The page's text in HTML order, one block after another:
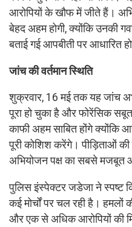
आरोपियों के खौफ में जीते हैं।
बेहद अहम होगी, क्योंकि उनकी
बताई गई आपबीती पर आधारित
जांच की वर्तमान स्थिति
शुक्रवार, 16 मई तक यह जांच
पूरा हो चुका है और फोरेंसिक
काफी अहम साबित होंगे क्योंकि
पूरी कोशिश करेंगे। पीड़िताओं
अभियोजन पक्ष का सबसे मजबूत
पुलिस इंस्पेक्टर जडेजा ने स्पष्ट
कई मोर्चों पर चल रही है।
और एक से अधिक आरोपियों की